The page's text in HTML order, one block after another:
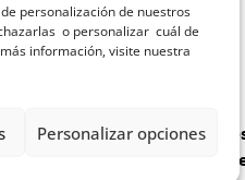
personalización de nuestros
o personalizar cuál de
información, visite nuestra
Personalizar opciones